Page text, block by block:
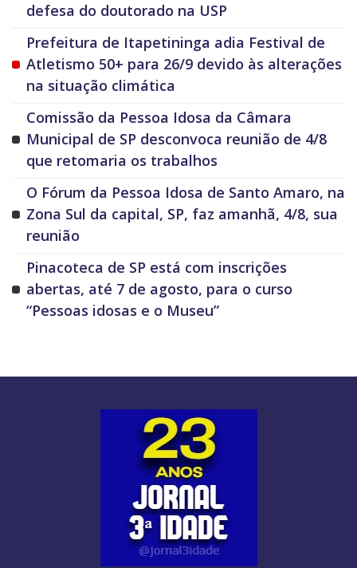
defesa do doutorado na USP
Prefeitura de Itapetininga adia Festival de
Atletismo 50+ para 26/9 devido às alterações
na situação climática
Comissão da Pessoa Idosa da Câmara
Municipal de SP desconvoca reunião de 4/8
que retomaria os trabalhos
O Fórum da Pessoa Idosa de Santo Amaro, na
Zona Sul da capital, SP, faz amanhã, 4/8, sua
reunião
Pinacoteca de SP está com inscrições
abertas, até 7 de agosto, para o curso
“Pessoas idosas e o Museu”